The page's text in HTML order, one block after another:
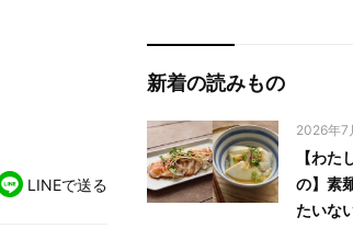
LINEで送る
新着の読みもの
2026年7
【わた
の】素
たいな